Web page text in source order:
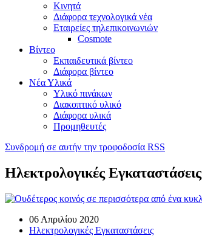
Κινητά
Διάφορα τεχνολογικά νέα
Εταιρείες τηλεπικοινωνιών
Cosmote
Βίντεο
Εκπαιδευτικά βίντεο
Διάφορα βίντεο
Νέα Υλικά
Υλικό πινάκων
Διακοπτικό υλικό
Διάφορα υλικά
Προμηθευτές
Συνδρομή σε αυτήν την τροφοδοσία RSS
Ηλεκτρολογικές Εγκαταστάσεις
06 Απριλίου 2020
Ηλεκτρολογικές Εγκαταστάσεις